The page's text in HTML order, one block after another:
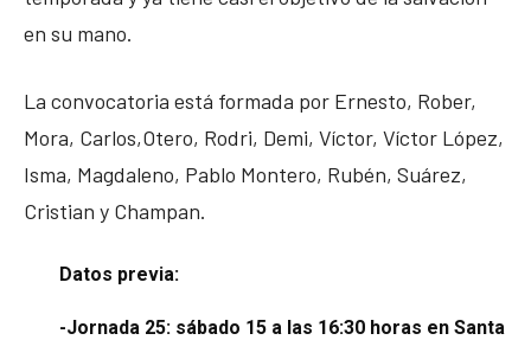
en su mano.
La convocatoria está formada por Ernesto, Rober,
Mora, Carlos,Otero, Rodri, Demi, Víctor, Víctor López,
Isma, Magdaleno, Pablo Montero, Rubén, Suárez,
Cristian y Champan.
Datos previa:
-Jornada 25: sábado 15 a las 16:30 horas en Santa